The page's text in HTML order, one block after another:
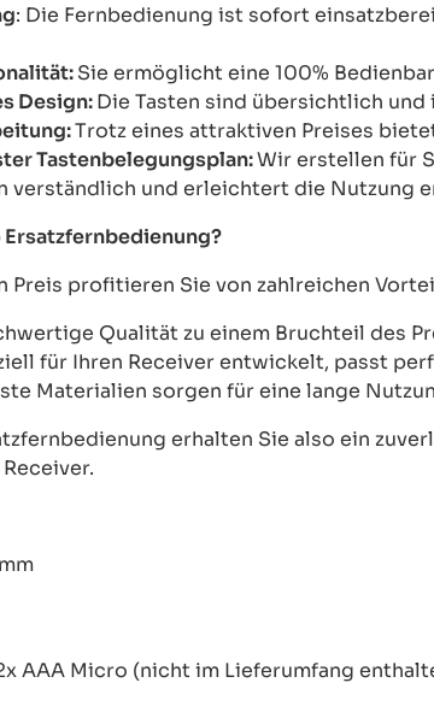
: Die Fernbedienung ist sofort
Sie ermöglicht eine 100%
Design:Die Tasten sind übersichtlich
Trotz eines attraktiven Preises
Tastenbelegungsplan:Wir erstellen für
verständlich und erleichtert die Nutzung
Preis profitieren Sie von zahlreichen
Qualität zu einem Bruchteil des
für Ihren Receiver entwickelt, passt
Materialien sorgen für eine lange
erhalten Sie also ein
AAA Micro (nicht im Lieferumfang